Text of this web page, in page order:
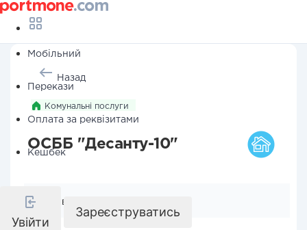
Мобільний
Перекази
Оплата за реквізитами
Кешбек
Увійти
Зареєструватись
Назад
Комунальні послуги
ОСББ "Десанту-10"
Реквізити компанії